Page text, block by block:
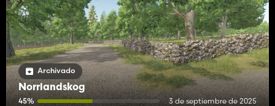
Archivado
Norrlandskog
45% 3 de septiembre de 2025